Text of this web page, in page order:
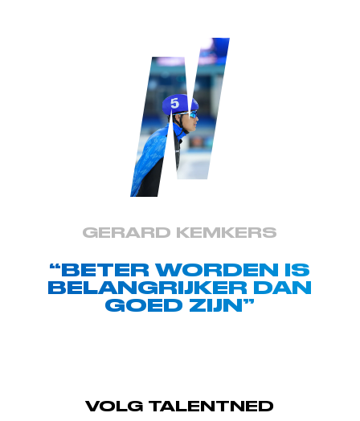
GERARD KEMKERS
“BETER WORDEN IS
BELANGRIJKER DAN
GOED ZIJN”
VOLG TALENTNED